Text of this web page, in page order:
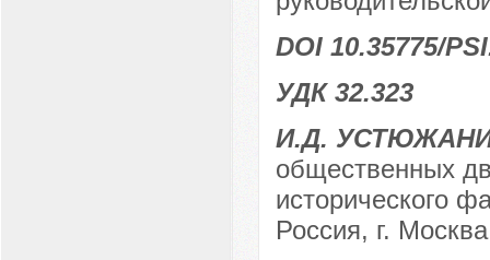
DOI 10.35775/
УДК 32.323
И.Д.
общественных
исторического
Россия, г. Москва